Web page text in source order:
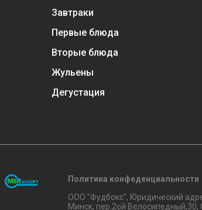
Завтраки
Первые блюда
Вторые блюда
Жульены
Дегустация
Политика конфеденциальности
ООО "Фудбокс", Юридический
Минск, пер.2ой Велосипедный,30,